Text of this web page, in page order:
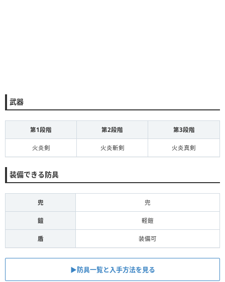
武器
第1段階 第2段階 第3段階
火炎剣 火炎斬剣 火炎真剣
装備できる防具
兜 兜
鎧 軽鎧
盾 装備可
▶︎防具一覧と入手方法を見る